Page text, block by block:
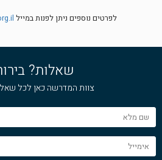
לפרטים נוספים ניתן לפנות במייל
שאלות?
צוות המדרשה כאן לכל
שם
מלא
אימייל